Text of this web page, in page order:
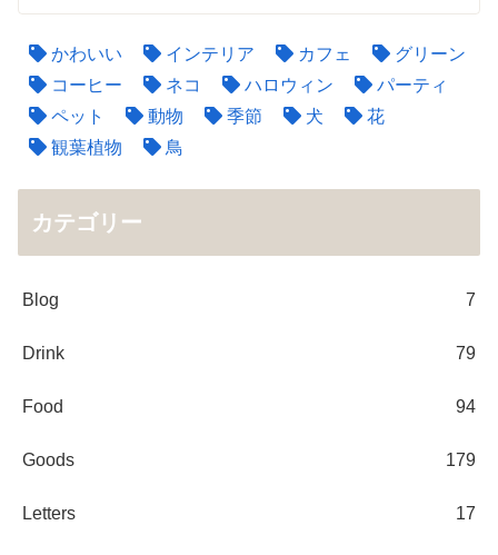
かわいい インテリア カフェ
グリーン
コーヒー
ネコ ハロウィン
パーティ
ペット
動物 季節 犬
花
観葉植物
鳥
カテゴリー
Blog 7
Drink 79
Food 94
Goods 179
Letters 17